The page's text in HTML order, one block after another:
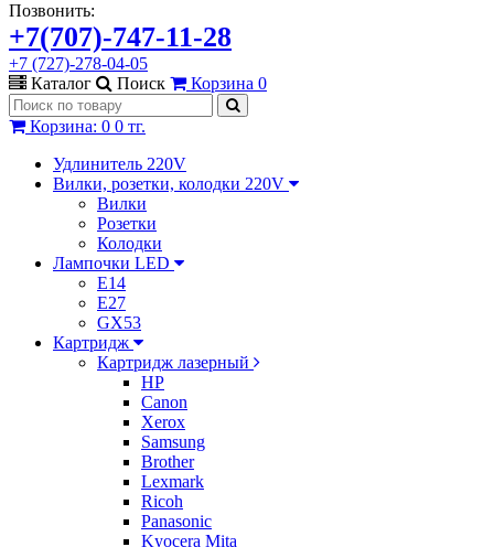
Позвонить:
+7(707)-747-11-28
+7 (727)-278-04-05
Каталог
Поиск Корзина 0
Корзина: 0 0 тг.
Удлинитель 220V
Вилки, розетки, колодки 220V
Вилки
Розетки
Колодки
Лампочки LED
E14
E27
GX53
Картридж
Картридж лазерный
HP
Canon
Xerox
Samsung
Brother
Lexmark
Ricoh
Panasonic
Kyocera Mita